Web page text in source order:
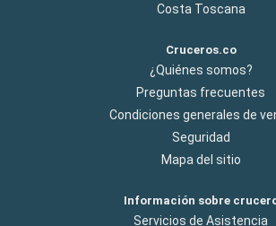
Costa Toscana
Cruceros.co
¿Quiénes somos?
Preguntas frecuentes
Condiciones generales de
Seguridad
Mapa del sitio
Información sobre
Servicios de Asistencia